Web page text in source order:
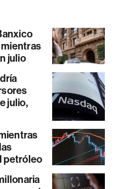
mientras
julio
julio,
petróleo